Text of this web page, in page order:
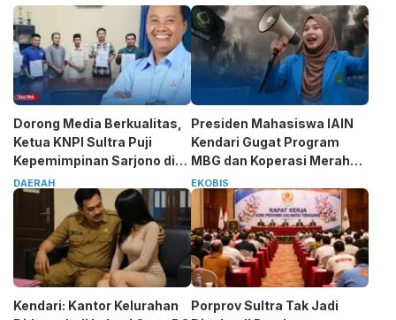
Dorong Media Berkualitas,
Ketua KNPI Sultra Puji
Kepemimpinan Sarjono di
SMSI
DAERAH
Presiden Mahasiswa IAIN
Kendari Gugat Program
MBG dan Koperasi Merah
Putih
EKOBIS
Kendari: Kantor Kelurahan
Porprov Sultra Tak Jadi